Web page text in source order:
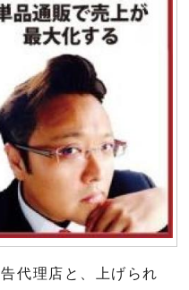
代理店と、上げられ